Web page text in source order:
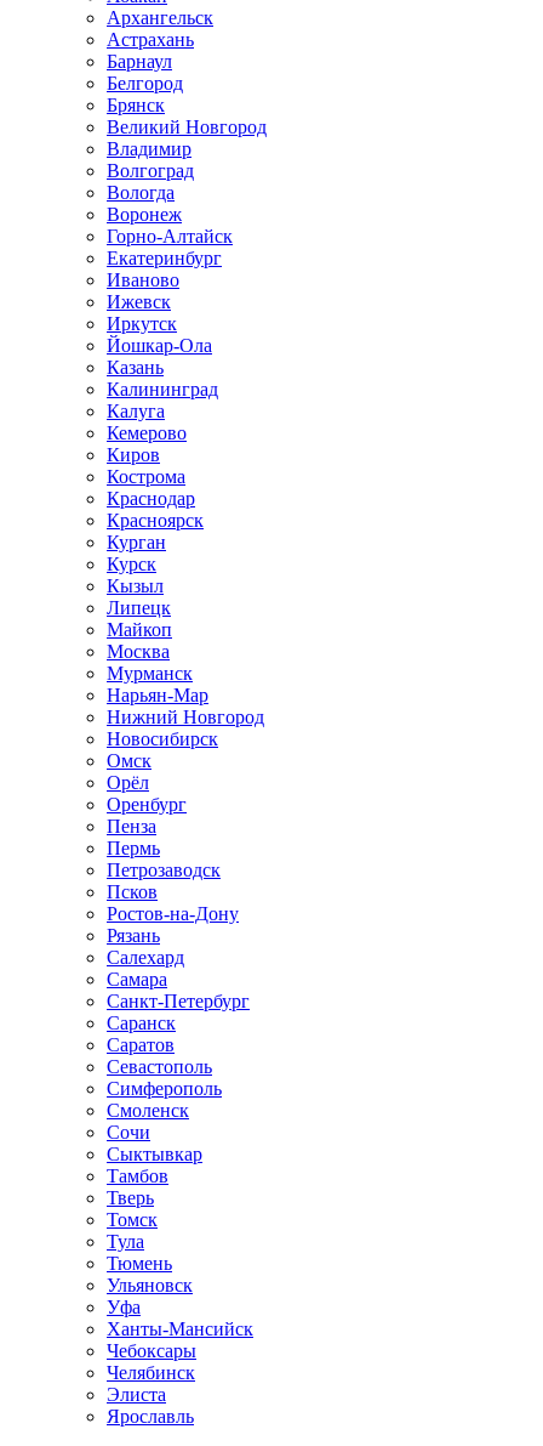
Архангельск
Астрахань
Барнаул
Белгород
Брянск
Великий Новгород
Владимир
Волгоград
Вологда
Воронеж
Горно-Алтайск
Екатеринбург
Иваново
Ижевск
Иркутск
Йошкар-Ола
Казань
Калининград
Калуга
Кемерово
Киров
Кострома
Краснодар
Красноярск
Курган
Курск
Кызыл
Липецк
Майкоп
Москва
Мурманск
Нарьян-Мар
Нижний Новгород
Новосибирск
Омск
Орёл
Оренбург
Пенза
Пермь
Петрозаводск
Псков
Ростов-на-Дону
Рязань
Салехард
Самара
Санкт-Петербург
Саранск
Саратов
Севастополь
Симферополь
Смоленск
Сочи
Сыктывкар
Тамбов
Тверь
Томск
Тула
Тюмень
Ульяновск
Уфа
Ханты-Мансийск
Чебоксары
Челябинск
Элиста
Ярославль